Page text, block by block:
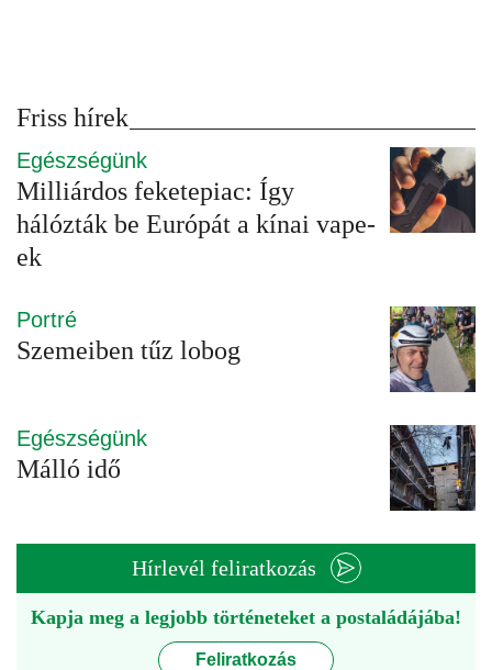
Friss hírek
Egészségünk
Milliárdos feketepiac: Így
hálózták be Európát a kínai vape-
ek
Portré
Szemeiben tűz lobog
Egészségünk
Málló idő
Hírlevél feliratkozás
Kapja meg a legjobb történeteket a postaládájába!
Feliratkozás